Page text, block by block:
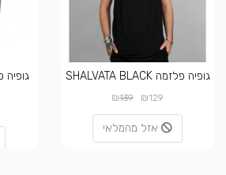
גופיה פלזמה SHALVATA BLACK
₪129
₪139
אזל מהמלאי